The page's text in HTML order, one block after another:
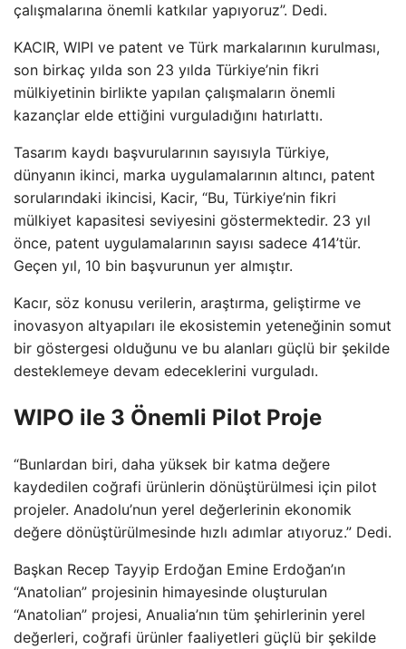
çalışmalarına önemli katkılar yapıyoruz”. Dedi.
KACIR, WIPI ve patent ve Türk markalarının kurulması,
son birkaç yılda son 23 yılda Türkiye’nin fikri
mülkiyetinin birlikte yapılan çalışmaların önemli
kazançlar elde ettiğini vurguladığını hatırlattı.
Tasarım kaydı başvurularının sayısıyla Türkiye,
dünyanın ikinci, marka uygulamalarının altıncı, patent
sorularındaki ikincisi, Kacir, “Bu, Türkiye’nin fikri
mülkiyet kapasitesi seviyesini göstermektedir. 23 yıl
önce, patent uygulamalarının sayısı sadece 414’tür.
Geçen yıl, 10 bin başvurunun yer almıştır.
Kacır, söz konusu verilerin, araştırma, geliştirme ve
inovasyon altyapıları ile ekosistemin yeteneğinin somut
bir göstergesi olduğunu ve bu alanları güçlü bir şekilde
desteklemeye devam edeceklerini vurguladı.
WIPO ile 3 Önemli Pilot Proje
“Bunlardan biri, daha yüksek bir katma değere
kaydedilen coğrafi ürünlerin dönüştürülmesi için pilot
projeler. Anadolu’nun yerel değerlerinin ekonomik
değere dönüştürülmesinde hızlı adımlar atıyoruz.” Dedi.
Başkan Recep Tayyip Erdoğan Emine Erdoğan’ın
“Anatolian” projesinin himayesinde oluşturulan
“Anatolian” projesi, Anualia’nın tüm şehirlerinin yerel
değerleri, coğrafi ürünler faaliyetleri güçlü bir şekilde